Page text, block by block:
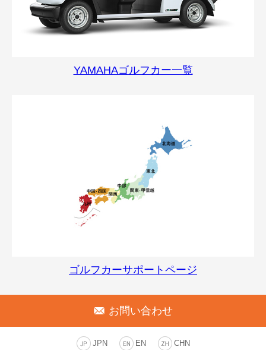
YAMAHAゴルフカー一覧
ゴルフカーサポートページ
お問い合わせ
JPN EN CHN